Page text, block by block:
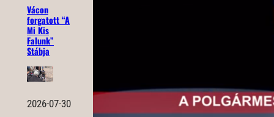
Vácon
forgatott “A
Mi Kis
Falunk”
Stábja
2026-07-30